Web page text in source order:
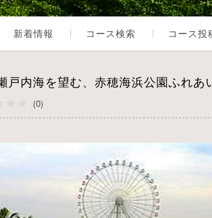
新着情報 コース検索 コース投
内海を望む、赤穂海浜公園ふれあ
(0)